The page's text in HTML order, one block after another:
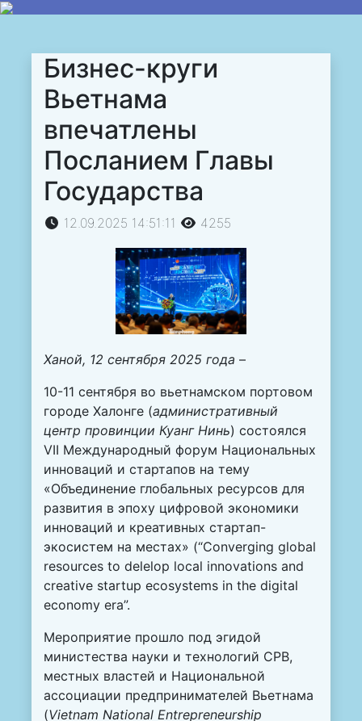
Бизнес-круги
Вьетнама
впечатлены
Посланием Главы
Государства
12.09.2025 14:51:11 4255
Ханой, 12 сентября 2025 года –
10-11 сентября во вьетнамском портовом
городе Халонге (административный
центр провинции Куанг Нинь) состоялся
VII Международный форум Национальных
инноваций и стартапов на тему
«Объединение глобальных ресурсов для
развития в эпоху цифровой экономики
инноваций и креативных стартап-
экосистем на местах» (“Converging global
resources to delelop local innovations and
creative startup ecosystems in the digital
economy era”.
Мероприятие прошло под эгидой
министества науки и технологий СРВ,
местных властей и Национальной
ассоциации предпринимателей Вьетнама
(Vietnam National Entrepreneurship